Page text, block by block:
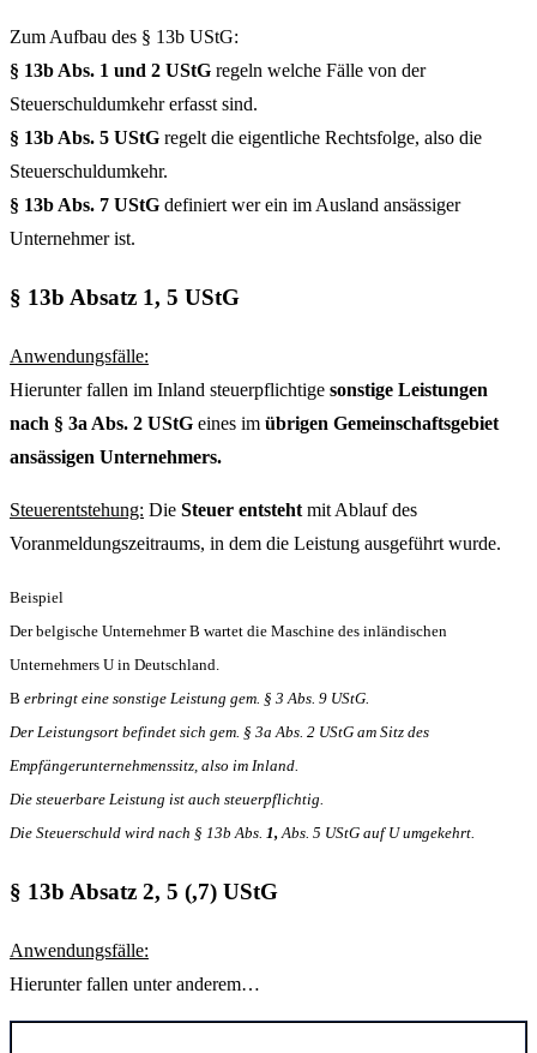
Zum Aufbau des § 13b UStG:
§ 13b Abs. 1 und 2 UStG regeln welche Fälle von der
Steuerschuldumkehr erfasst sind.
§ 13b Abs. 5 UStG regelt die eigentliche Rechtsfolge, also die
Steuerschuldumkehr.
§ 13b Abs. 7 UStG definiert wer ein im Ausland ansässiger
Unternehmer ist.
§ 13b Absatz 1, 5 UStG
Anwendungsfälle:
Hierunter fallen im Inland steuerpflichtige sonstige Leistungen
nach § 3a Abs. 2 UStG eines im übrigen Gemeinschaftsgebiet
ansässigen Unternehmers.
Steuerentstehung: Die Steuer entsteht mit Ablauf des
Voranmeldungszeitraums, in dem die Leistung ausgeführt wurde.
Beispiel
Der belgische Unternehmer B wartet die Maschine des inländischen
Unternehmers U in Deutschland.
B erbringt eine sonstige Leistung gem. § 3 Abs. 9 UStG.
Der Leistungsort befindet sich gem. § 3a Abs. 2 UStG am Sitz des
Empfängerunternehmenssitz, also im Inland.
Die steuerbare Leistung ist auch steuerpflichtig.
Die Steuerschuld wird nach § 13b Abs. 1,Abs. 5 UStG auf U umgekehrt.
§ 13b Absatz 2, 5 (,7) UStG
Anwendungsfälle:
Hierunter fallen unter anderem…